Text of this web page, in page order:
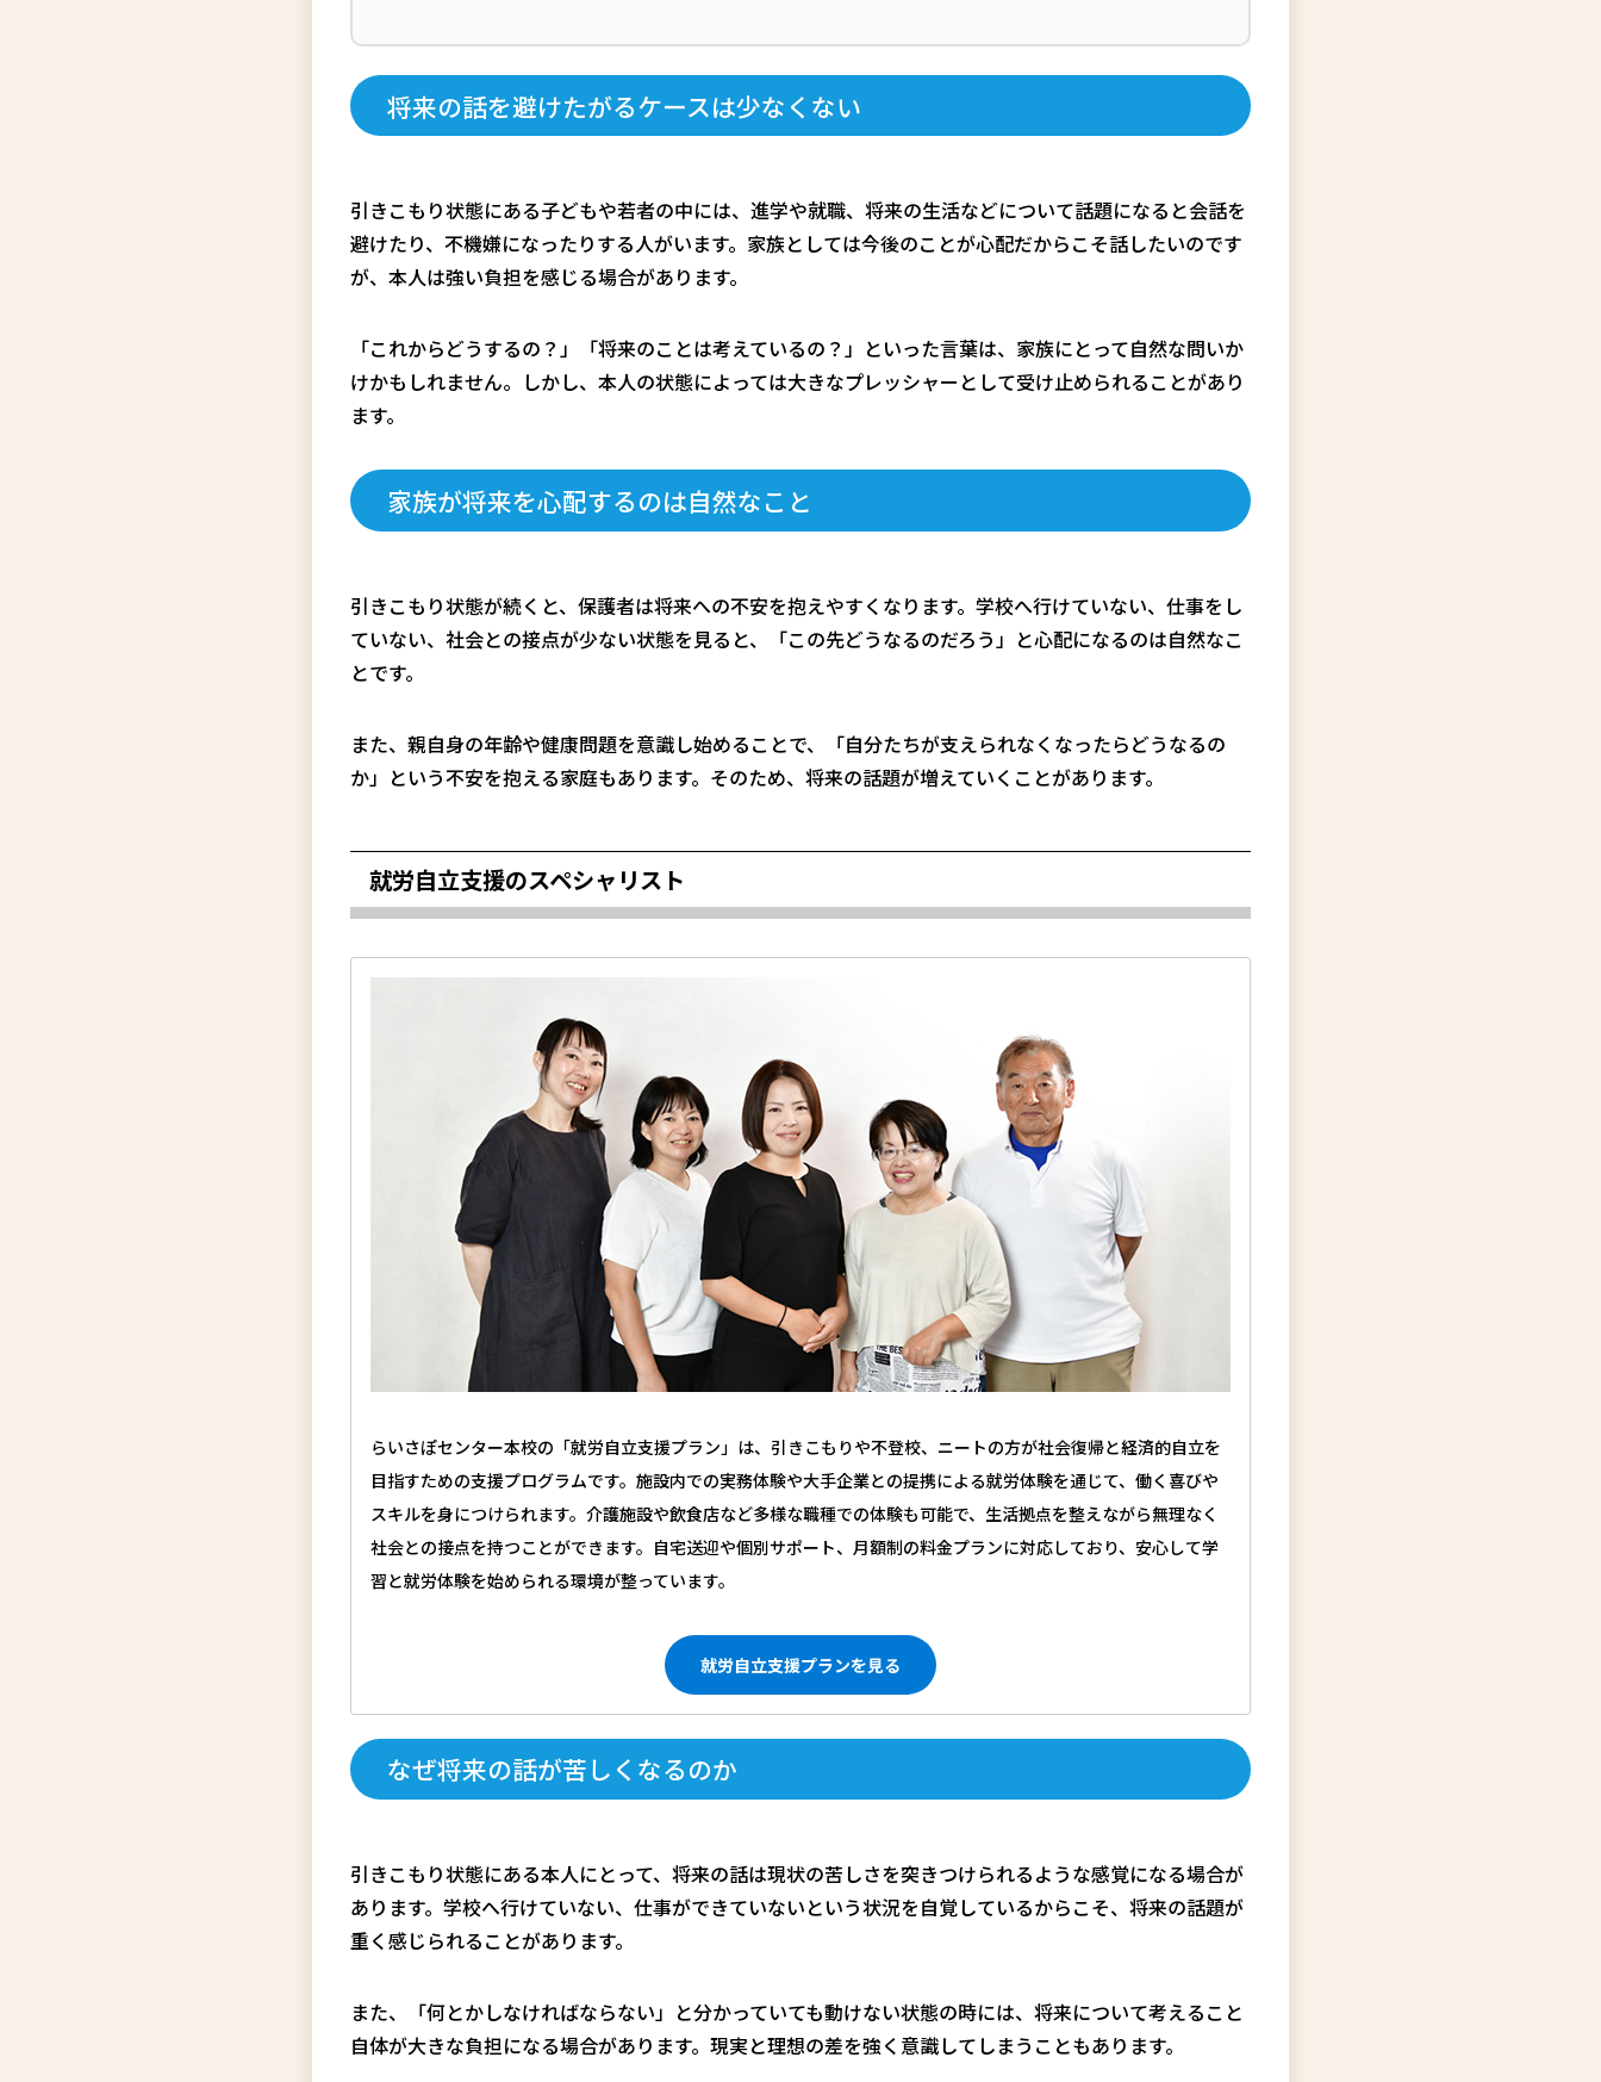
将来の話を避けたがるケースは少なくない
引きこもり状態にある子どもや若者の中には、進学や就職、将来の生活などについて話題になると会話を
避けたり、不機嫌になったりする人がいます。家族としては今後のことが心配だからこそ話したいのです
が、本人は強い負担を感じる場合があります。
「これからどうするの？」「将来のことは考えているの？」といった言葉は、家族にとって自然な問いか
けかもしれません。しかし、本人の状態によっては大きなプレッシャーとして受け止められることがあり
ます。
家族が将来を心配するのは自然なこと
引きこもり状態が続くと、保護者は将来への不安を抱えやすくなります。学校へ行けていない、仕事をし
ていない、社会との接点が少ない状態を見ると、「この先どうなるのだろう」と心配になるのは自然なこ
とです。
また、親自身の年齢や健康問題を意識し始めることで、「自分たちが支えられなくなったらどうなるの
か」という不安を抱える家庭もあります。そのため、将来の話題が増えていくことがあります。
就労自立支援のスペシャリスト
らいさぽセンター本校の「就労自立支援プラン」は、引きこもりや不登校、ニートの方が社会復帰と経済的自立を
目指すための支援プログラムです。施設内での実務体験や大手企業との提携による就労体験を通じて、働く喜びや
スキルを身につけられます。介護施設や飲食店など多様な職種での体験も可能で、生活拠点を整えながら無理なく
社会との接点を持つことができます。自宅送迎や個別サポート、月額制の料金プランに対応しており、安心して学
習と就労体験を始められる環境が整っています。
就労自立支援プランを見る
なぜ将来の話が苦しくなるのか
引きこもり状態にある本人にとって、将来の話は現状の苦しさを突きつけられるような感覚になる場合が
あります。学校へ行けていない、仕事ができていないという状況を自覚しているからこそ、将来の話題が
重く感じられることがあります。
また、「何とかしなければならない」と分かっていても動けない状態の時には、将来について考えること
自体が大きな負担になる場合があります。現実と理想の差を強く意識してしまうこともあります。